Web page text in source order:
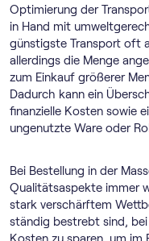
Optimierung der
in Hand mit
günstigste Transport oft
allerdings die Menge
zum Einkauf größerer
Dadurch kann ein
finanzielle Kosten sowie
ungenutzte Ware oder
Bei Bestellung in der
Qualitätsaspekte immer
stark verschärftem
ständig bestrebt sind,
Kosten zu sparen, um im